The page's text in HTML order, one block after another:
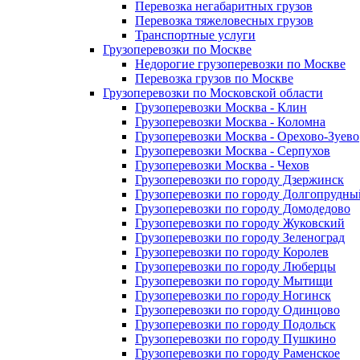
Перевозка негабаритных грузов
Перевозка тяжеловесных грузов
Транспортные услуги
Грузоперевозки по Москве
Недорогие грузоперевозки по Москве
Перевозка грузов по Москве
Грузоперевозки по Московской области
Грузоперевозки Москва - Клин
Грузоперевозки Москва - Коломна
Грузоперевозки Москва - Орехово-Зуево
Грузоперевозки Москва - Серпухов
Грузоперевозки Москва - Чехов
Грузоперевозки по городу Дзержинск
Грузоперевозки по городу
Грузоперевозки по городу Домодедово
Грузоперевозки по городу Жуковский
Грузоперевозки по городу Зеленоград
Грузоперевозки по городу Королев
Грузоперевозки по городу Люберцы
Грузоперевозки по городу Мытищи
Грузоперевозки по городу Ногинск
Грузоперевозки по городу Одинцово
Грузоперевозки по городу Подольск
Грузоперевозки по городу Пушкино
Грузоперевозки по городу Раменское